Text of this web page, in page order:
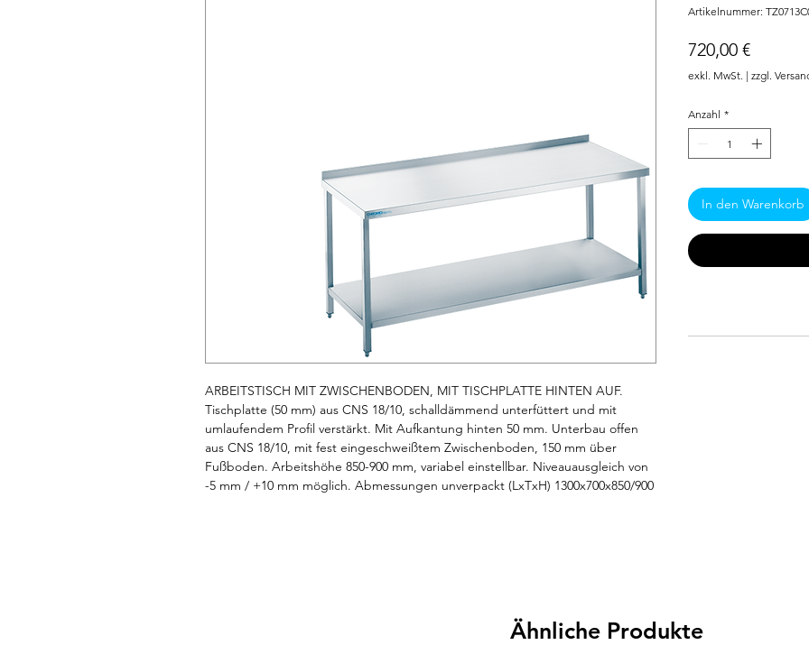
ARBEITSTISCH MIT ZWISCHENBODEN, MIT TISCHPLATTE HINTEN AUF.
Tischplatte (50 mm) aus CNS 18/10, schalldämmend unterfüttert und mit
umlaufendem Profil verstärkt. Mit Aufkantung hinten 50 mm. Unterbau offen
aus CNS 18/10, mit fest eingeschweißtem Zwischenboden, 150 mm über
Fußboden. Arbeitshöhe 850-900 mm, variabel einstellbar. Niveauausgleich von
-5 mm / +10 mm möglich. Abmessungen unverpackt (LxTxH) 1300x700x850/900
Artikelnummer:
720,00 €Preis
exkl. MwSt. | zzgl.
Anzahl *
In den Warenkorb
Ähnliche Produkte